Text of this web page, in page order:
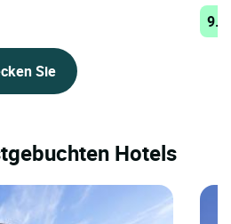
Sie
Hotels